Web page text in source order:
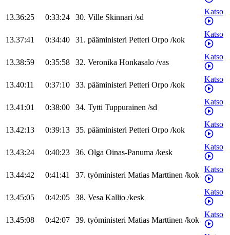
13.36:25 0:33:24 30. Ville Skinnari /sd
Katso
13.37:41 0:34:40 31. pääministeri Petteri Orpo /kok
Katso
13.38:59 0:35:58 32. Veronika Honkasalo /vas
Katso
13.40:11 0:37:10 33. pääministeri Petteri Orpo /kok
Katso
13.41:01 0:38:00 34. Tytti Tuppurainen /sd
Katso
13.42:13 0:39:13 35. pääministeri Petteri Orpo /kok
Katso
13.43:24 0:40:23 36. Olga Oinas-Panuma /kesk
Katso
13.44:42 0:41:41 37. työministeri Matias Marttinen /kok
Katso
13.45:05 0:42:05 38. Vesa Kallio /kesk
Katso
13.45:08 0:42:07 39. työministeri Matias Marttinen /kok
Katso